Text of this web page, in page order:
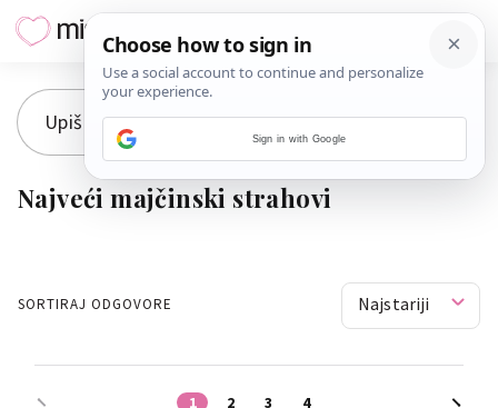
Najveći majčinski strahovi
SORTIRAJ ODGOVORE Najstariji
1 2 3 4
Sign in with Google